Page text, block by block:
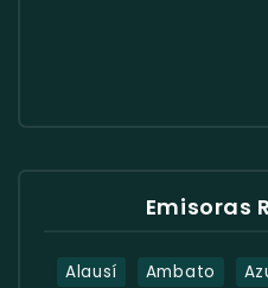
Emisoras
Alausí Ambato